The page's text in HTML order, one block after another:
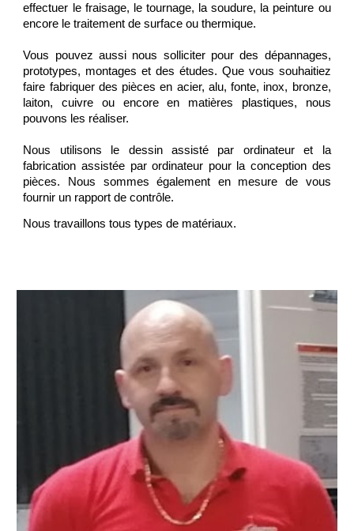
effectuer le fraisage, le tournage, la soudure, la peinture ou
encore le traitement de surface ou thermique.
Vous pouvez aussi nous solliciter pour des dépannages,
prototypes, montages et des études. Que vous souhaitiez
faire fabriquer des pièces en acier, alu, fonte, inox, bronze,
laiton, cuivre ou encore en matières plastiques, nous
pouvons les réaliser.
Nous utilisons le dessin assisté par ordinateur et la
fabrication assistée par ordinateur pour la conception des
pièces. Nous sommes également en mesure de vous
fournir un rapport de contrôle.
Nous travaillons tous types de matériaux.